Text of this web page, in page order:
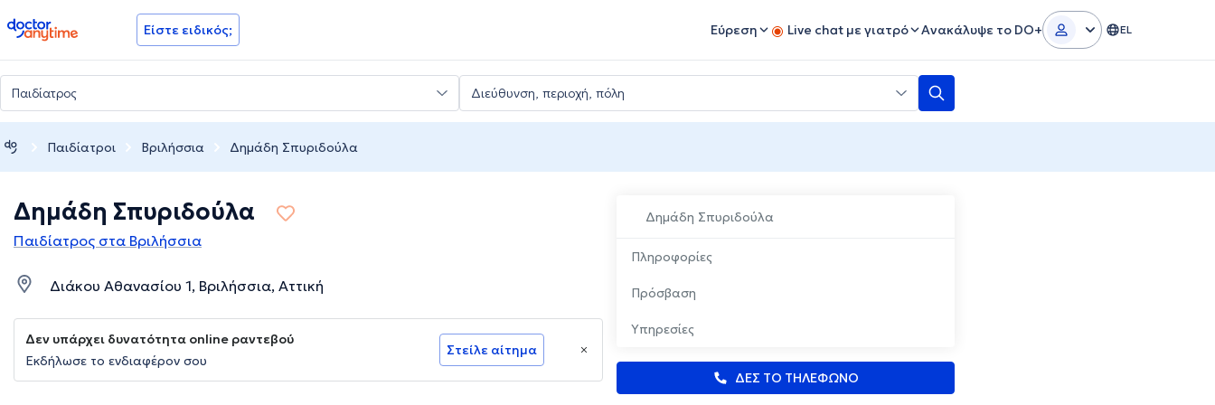
doctoranytime Είστε ειδικός; Εύρεση Live chat με γιατρό Ανακάλυψε το DO+ EL
Παιδίατροι Βριλήσσια Δημάδη Σπυριδούλα
Δημάδη Σπυριδούλα
Πληροφορίες
Πρόσβαση
Υπηρεσίες
ΔΕΣ ΤΟ ΤΗΛΕΦΩΝΟ
Δημάδη Σπυριδούλα
Παιδίατρος στα Βριλήσσια
Διάκου Αθανασίου 1, Βριλήσσια, Αττική
Δεν υπάρχει δυνατότητα online ραντεβού
Εκδήλωσε το ενδιαφέρον σου
Στείλε αίτημα